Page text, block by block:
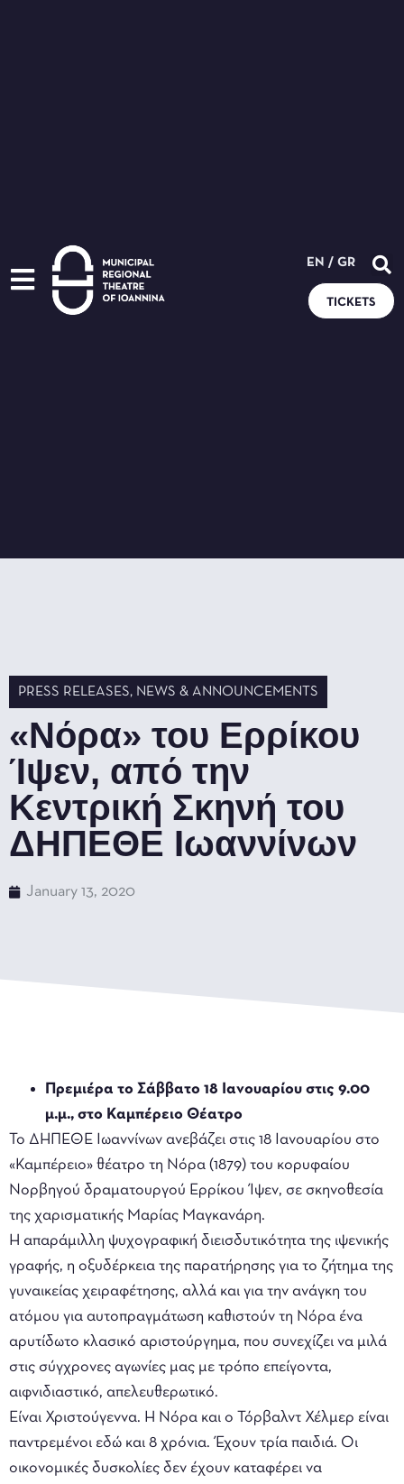
EN / GR
TICKETS
PRESS RELEASES, NEWS & ANNOUNCEMENTS
«Νόρα» του Ερρίκου
Ίψεν, από την
Κεντρική Σκηνή του
ΔΗΠΕΘΕ Ιωαννίνων
January 13, 2020
Πρεμιέρα το Σάββατο 18 Ιανουαρίου στις 9.00
μ.μ., στο Καμπέρειο Θέατρο
Το ΔΗΠΕΘΕ Ιωαννίνων ανεβάζει στις 18 Ιανουαρίου στο
«Καμπέρειο» θέατρο τη Νόρα (1879) του κορυφαίου
Νορβηγού δραματουργού Ερρίκου Ίψεν, σε σκηνοθεσία
της χαρισματικής Μαρίας Μαγκανάρη.
Η απαράμιλλη ψυχογραφική διεισδυτικότητα της ιψενικής
γραφής, η οξυδέρκεια της παρατήρησης για το ζήτημα της
γυναικείας χειραφέτησης, αλλά και για την ανάγκη του
ατόμου για αυτοπραγμάτωση καθιστούν τη Νόρα ένα
αρυτίδωτο κλασικό αριστούργημα, που συνεχίζει να μιλά
στις σύγχρονες αγωνίες μας με τρόπο επείγοντα,
αιφνιδιαστικό, απελευθερωτικό.
Είναι Χριστούγεννα. Η Νόρα και ο Τόρβαλντ Χέλμερ είναι
παντρεμένοι εδώ και 8 χρόνια. Έχουν τρία παιδιά. Οι
οικονομικές δυσκολίες δεν έχουν καταφέρει να